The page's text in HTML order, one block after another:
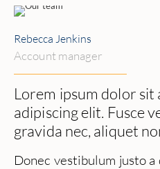
Rebecca Jenkins
Account manager
Lorem ipsum dolor
adipiscing elit. Fusce
gravida nec, aliquet
Donec vestibulum justo